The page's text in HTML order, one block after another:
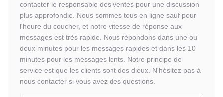
contacter le responsable des ventes pour une discussion
plus approfondie. Nous sommes tous en ligne sauf pour
l'heure du coucher, et notre vitesse de réponse aux
messages est très rapide. Nous répondons dans une ou
deux minutes pour les messages rapides et dans les 10
minutes pour les messages lents. Notre principe de
service est que les clients sont des dieux. N'hésitez pas à
nous contacter si vous avez des questions.